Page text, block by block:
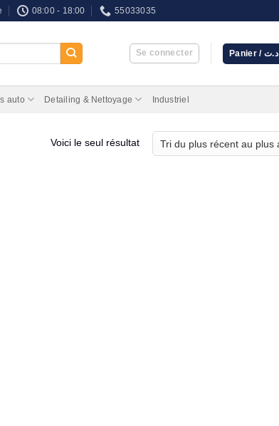
08:00 - 18:00 55033035
Se connecter Panier /د.ت
auto Detailing & Nettoyage Industriel
Voici le seul résultat